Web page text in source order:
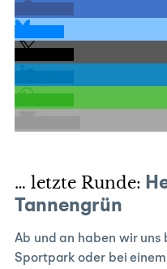
… letzte Runde:
Tannengrün
Ab und an haben wir
Sportpark oder bei